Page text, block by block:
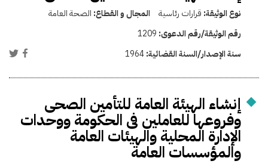
نوع الوثيقة: قرارات رئاسية المجال و القطاع: الصحة العامة
رقم الوثيقة/رقم الدعوى: 1209
سنة الإصدار/السنة القضائية:1964
إنشاء الهيئة العامة للتأمين الصحى
وفروعها للعاملين فى الحكومة ووحدات
الإدارة المحلية والهيئات العامة
والمؤسسات العامة